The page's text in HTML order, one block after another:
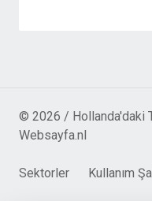
© 2026 / Hollanda'daki
Websayfa.nl
Sektorler Kullanım